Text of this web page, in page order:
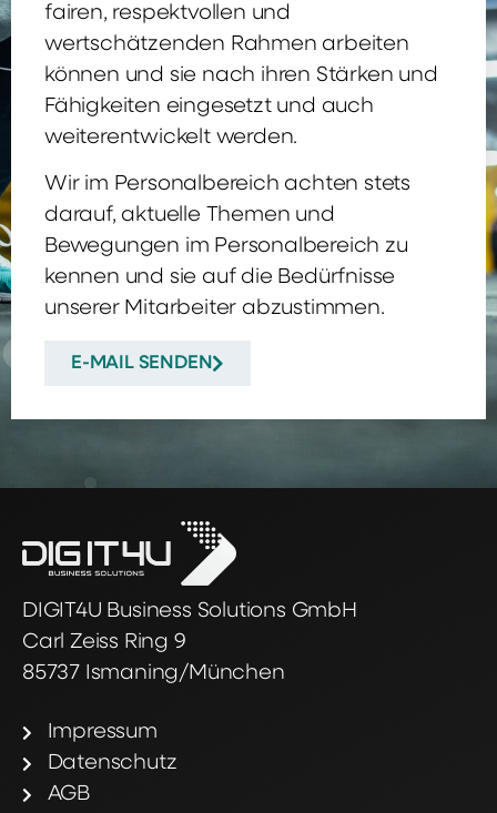
fairen, respektvollen und
wertschätzenden Rahmen arbeiten
können und sie nach ihren Stärken und
Fähigkeiten eingesetzt und auch
weiterentwickelt werden.
Wir im Personalbereich achten stets
darauf, aktuelle Themen und
Bewegungen im Personalbereich zu
kennen und sie auf die Bedürfnisse
unserer Mitarbeiter abzustimmen.
E-MAIL SENDEN
DIGIT4U Business Solutions GmbH
Carl Zeiss Ring 9
85737 Ismaning/München
Impressum
Datenschutz
AGB